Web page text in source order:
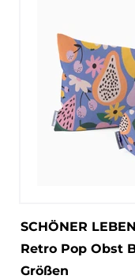
SCHÖNER
Retro Pop Obst
Größen